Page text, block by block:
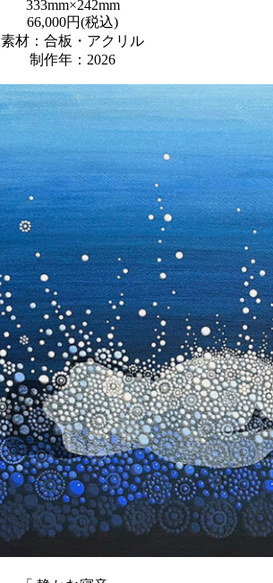
333mm×242mm
66,000円(税込)
素材：合板・アクリル
制作年：2026